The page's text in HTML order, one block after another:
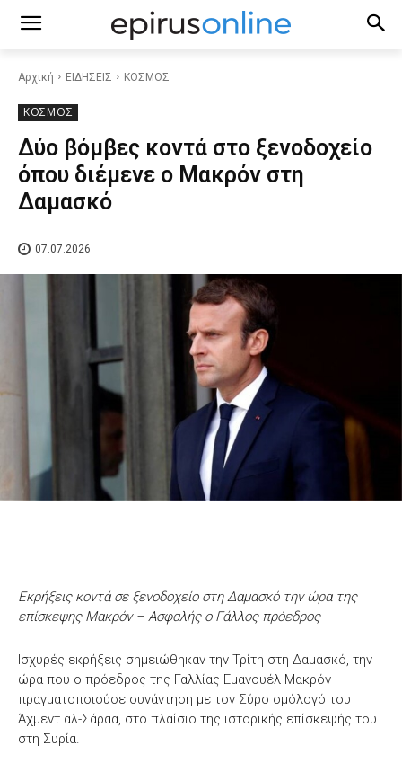
Αρχική ΕΙΔΗΣΕΙΣ ΚΟΣΜΟΣ
ΚΟΣΜΟΣ
Δύο βόμβες κοντά στο ξενοδοχείο
όπου διέμενε ο Μακρόν στη
Δαμασκό
07.07.2026
Εκρήξεις κοντά σε ξενοδοχείο στη Δαμασκό την ώρα της
επίσκεψης Μακρόν – Ασφαλής ο Γάλλος πρόεδρος
Ισχυρές εκρήξεις σημειώθηκαν την Τρίτη στη Δαμασκό, την
ώρα που ο πρόεδρος της Γαλλίας Εμανουέλ Μακρόν
πραγματοποιούσε συνάντηση με τον Σύρο ομόλογό του
Άχμεντ αλ-Σάραα, στο πλαίσιο της ιστορικής επίσκεψής του
στη Συρία.